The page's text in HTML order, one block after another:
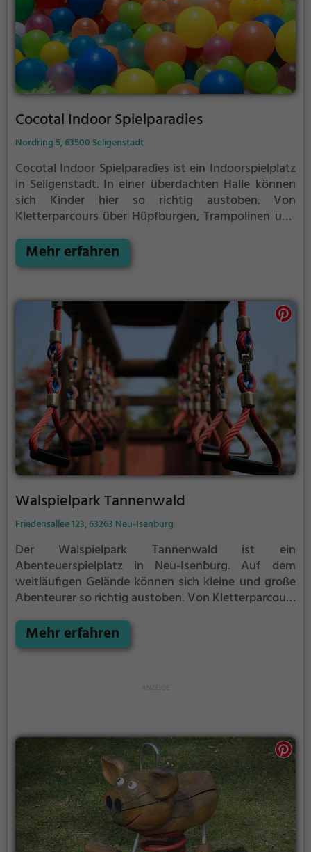
Cocotal Indoor Spielparadies
Nordring 5, 63500 Seligenstadt
Cocotal Indoor Spielparadies ist ein Indoorspielplatz
in Seligenstadt. In einer überdachten Halle können
sich Kinder hier so richtig austoben. Von
Kletterparcours über Hüpfburgen, Trampolinen und
jeden etwas dabei.
Mehr erfahren
Walspielpark Tannenwald
Friedensallee 123, 63263 Neu-Isenburg
Der Walspielpark Tannenwald ist ein
Abenteuerspielplatz in Neu-Isenburg. Auf dem
weitläufigen Gelände können sich kleine und große
Abenteurer so richtig austoben. Von Kletterparcours
Walspielpark Tannenwald für jeden etwas dabei.
Mehr erfahren